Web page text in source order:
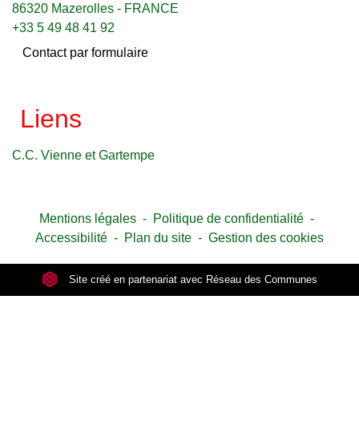
86320 Mazerolles - FRANCE
+33 5 49 48 41 92
Contact par formulaire
Liens
C.C. Vienne et Gartempe
Mentions légales - Politique de confidentialité -
Accessibilité - Plan du site - Gestion des cookies
Site créé en partenariat avec Réseau des Communes